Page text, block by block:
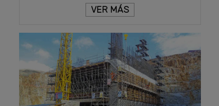
VER MÁS